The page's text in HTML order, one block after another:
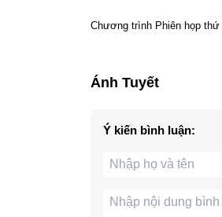
Chương trình Phiên họp thứ
Ánh Tuyết
Ý kiến bình luận: